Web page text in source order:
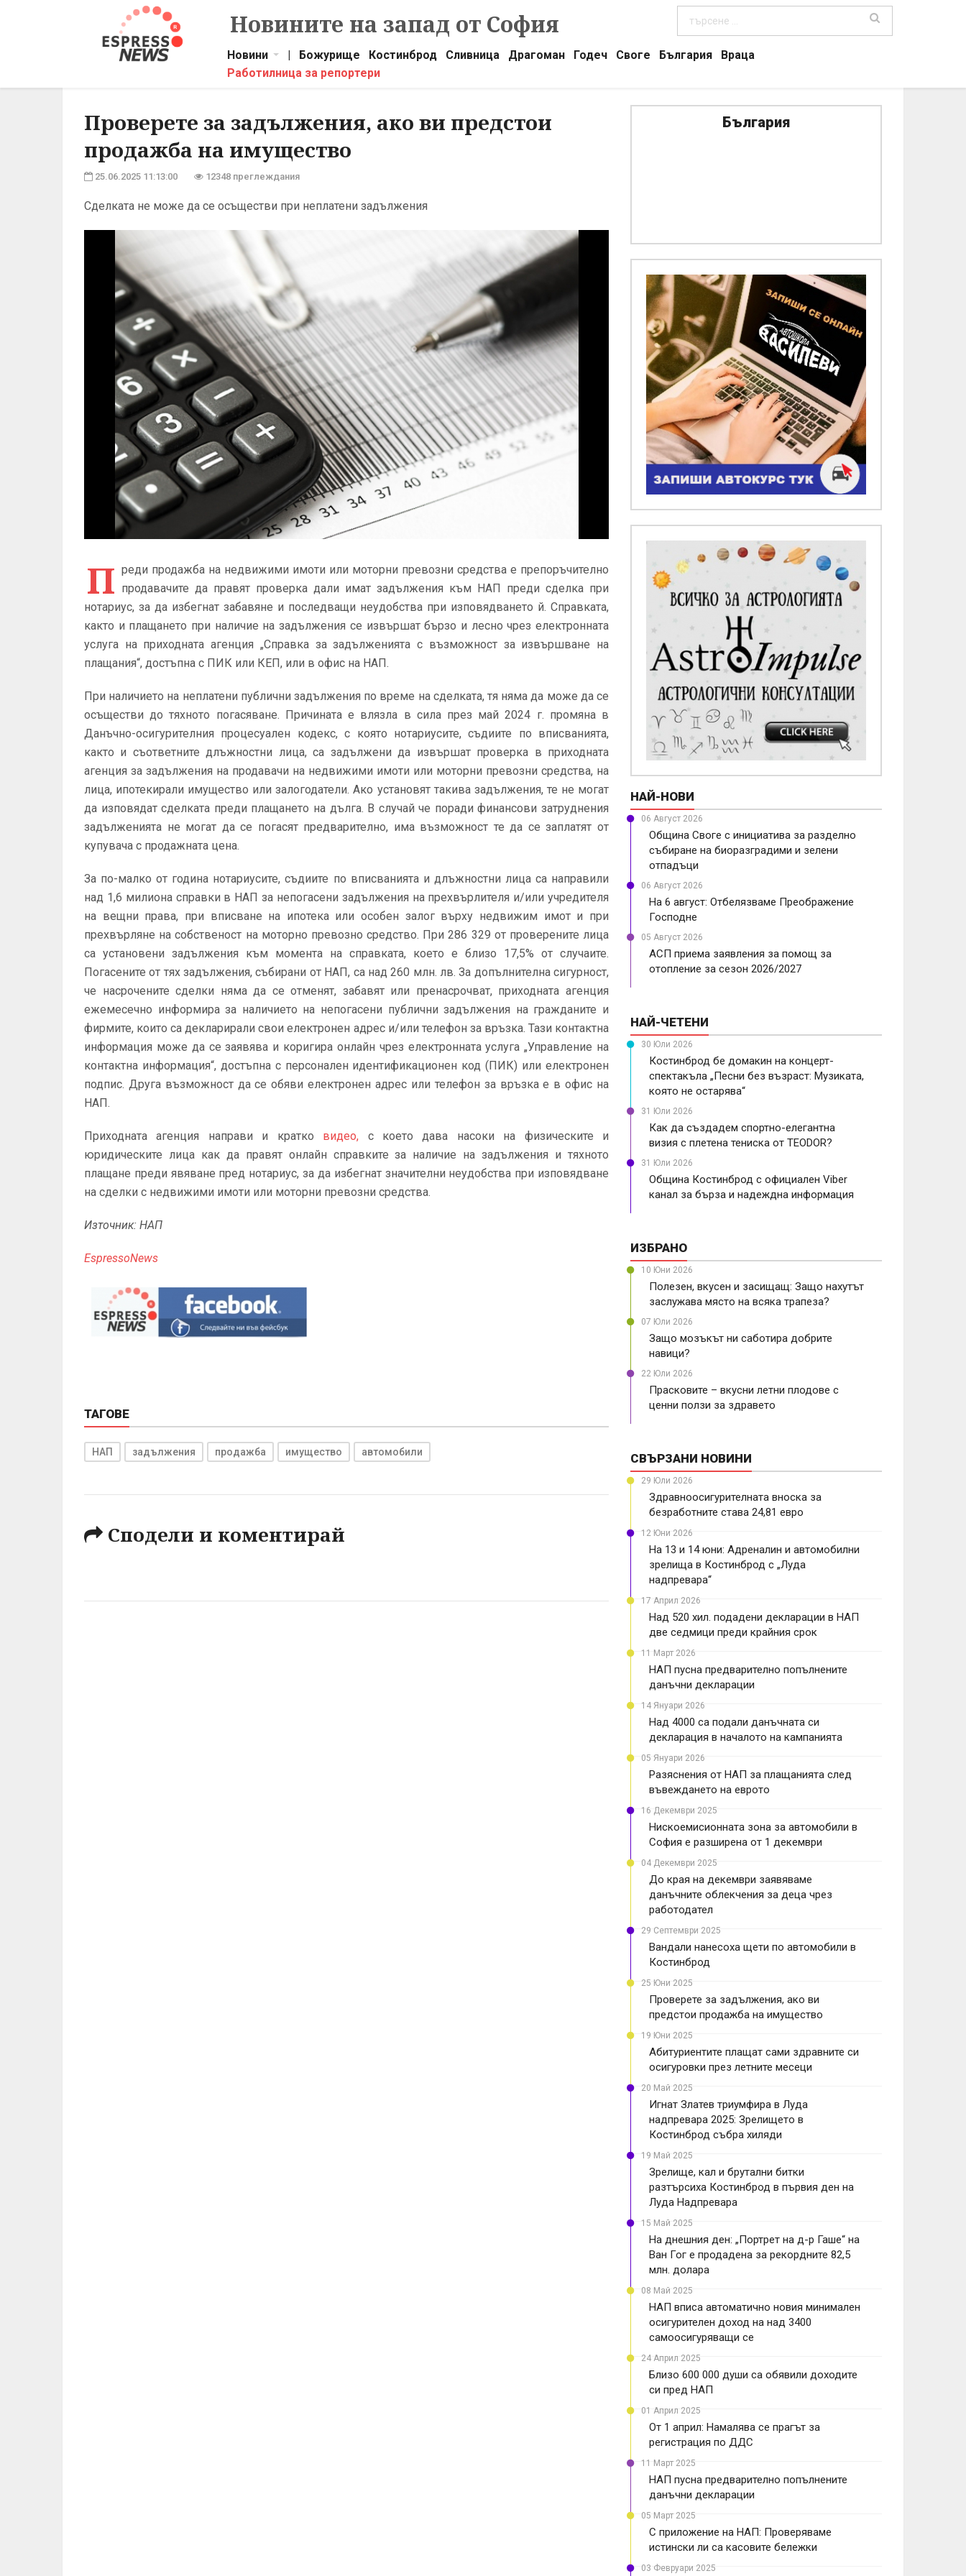
Новините на запад от София
Новини | Божурище Костинброд Сливница Драгоман Годеч Своге България
Враца
Работилница за репортери
Проверете за задължения, ако ви предстои
продажба на имущество
25.06.2025 11:13:00 12348 преглеждания
Сделката не може да се осъществи при неплатени задължения
П реди продажба на недвижими имоти или моторни превозни средства е препоръчително
продавачите да правят проверка дали имат задължения към НАП преди сделка при
нотариус, за да избегнат забавяне и последващи неудобства при изповядването й. Справката,
както и плащането при наличие на задължения се извършат бързо и лесно чрез електронната
услуга на приходната агенция „Справка за задълженията с възможност за извършване на
плащания“, достъпна с ПИК или КЕП, или в офис на НАП.
При наличието на неплатени публични задължения по време на сделката, тя няма да може да се
осъществи до тяхното погасяване. Причината е влязла в сила през май 2024 г. промяна в
Данъчно-осигурителния процесуален кодекс, с която нотариусите, съдиите по вписванията,
както и съответните длъжностни лица, са задължени да извършат проверка в приходната
агенция за задължения на продавачи на недвижими имоти или моторни превозни средства, на
лица, ипотекирали имущество или залогодатели. Ако установят такива задължения, те не могат
да изповядат сделката преди плащането на дълга. В случай че поради финансови затруднения
задълженията не могат да се погасят предварително, има възможност те да се заплатят от
купувача с продажната цена.
За по-малко от година нотариусите, съдиите по вписванията и длъжностни лица са направили
над 1,6 милиона справки в НАП за непогасени задължения на прехвърлителя и/или учредителя
на вещни права, при вписване на ипотека или особен залог върху недвижим имот и при
прехвърляне на собственост на моторно превозно средство. При 286 329 от проверените лица
са установени задължения към момента на справката, което е близо 17,5% от случаите.
Погасените от тях задължения, събирани от НАП, са над 260 млн. лв. За допълнителна сигурност,
че насрочените сделки няма да се отменят, забавят или пренасрочват, приходната агенция
ежемесечно информира за наличието на непогасени публични задължения на гражданите и
фирмите, които са декларирали свои електронен адрес и/или телефон за връзка. Тази контактна
информация може да се заявява и коригира онлайн чрез електронната услуга „Управление на
контактна информация“, достъпна с персонален идентификационен код (ПИК) или електронен
подпис. Друга възможност да се обяви електронен адрес или телефон за връзка е в офис на
НАП.
Приходната агенция направи и кратко видео, с което дава насоки на физическите и
юридическите лица как да правят онлайн справките за наличие на задължения и тяхното
плащане преди явяване пред нотариус, за да избегнат значителни неудобства при изповядване
на сделки с недвижими имоти или моторни превозни средства.
Източник: НАП
EspressoNews
ТАГОВЕ
НАП задължения продажба имущество автомобили
Сподели и коментирай
България
НАЙ-НОВИ
06 Август 2026
Община Своге с инициатива за разделно
събиране на биоразградими и зелени
отпадъци
06 Август 2026
На 6 август: Отбелязваме Преображение
Господне
05 Август 2026
АСП приема заявления за помощ за
отопление за сезон 2026/2027
НАЙ-ЧЕТЕНИ
30 Юли 2026
Костинброд бе домакин на концерт-
спектакъла „Песни без възраст: Музиката,
която не остарява“
31 Юли 2026
Как да създадем спортно-елегантна
визия с плетена тениска от TEODOR?
31 Юли 2026
Община Костинброд с официален Viber
канал за бърза и надеждна информация
ИЗБРАНО
10 Юни 2026
Полезен, вкусен и засищащ: Защо нахутът
заслужава място на всяка трапеза?
07 Юли 2026
Защо мозъкът ни саботира добрите
навици?
22 Юли 2026
Прасковите – вкусни летни плодове с
ценни ползи за здравето
СВЪРЗАНИ НОВИНИ
29 Юли 2026
Здравноосигурителната вноска за
безработните става 24,81 евро
12 Юни 2026
На 13 и 14 юни: Адреналин и автомобилни
зрелища в Костинброд с „Луда
надпревара“
17 Април 2026
Над 520 хил. подадени декларации в НАП
две седмици преди крайния срок
11 Март 2026
НАП пусна предварително попълнените
данъчни декларации
14 Януари 2026
Над 4000 са подали данъчната си
декларация в началото на кампанията
05 Януари 2026
Разяснения от НАП за плащанията след
въвеждането на еврото
16 Декември 2025
Нискоемисионната зона за автомобили в
София е разширена от 1 декември
04 Декември 2025
До края на декември заявяваме
данъчните облекчения за деца чрез
работодател
29 Септември 2025
Вандали нанесоха щети по автомобили в
Костинброд
25 Юни 2025
Проверете за задължения, ако ви
предстои продажба на имущество
19 Юни 2025
Абитуриентите плащат сами здравните си
осигуровки през летните месеци
20 Май 2025
Игнат Златев триумфира в Луда
надпревара 2025: Зрелището в
Костинброд събра хиляди
19 Май 2025
Зрелище, кал и брутални битки
разтърсиха Костинброд в първия ден на
Луда Надпревара
15 Май 2025
На днешния ден: „Портрет на д-р Гаше“ на
Ван Гог е продадена за рекордните 82,5
млн. долара
08 Май 2025
НАП вписа автоматично новия минимален
осигурителен доход на над 3400
самоосигуряващи се
24 Април 2025
Близо 600 000 души са обявили доходите
си пред НАП
01 Април 2025
От 1 април: Намалява се прагът за
регистрация по ДДС
11 Март 2025
НАП пусна предварително попълнените
данъчни декларации
05 Март 2025
С приложение на НАП: Проверяваме
истински ли са касовите бележки
03 Февруари 2025